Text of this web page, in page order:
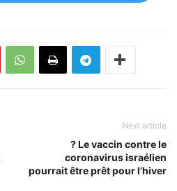
Next article
? Le vaccin contre le
coronavirus israélien
pourrait être prêt pour l’hiver